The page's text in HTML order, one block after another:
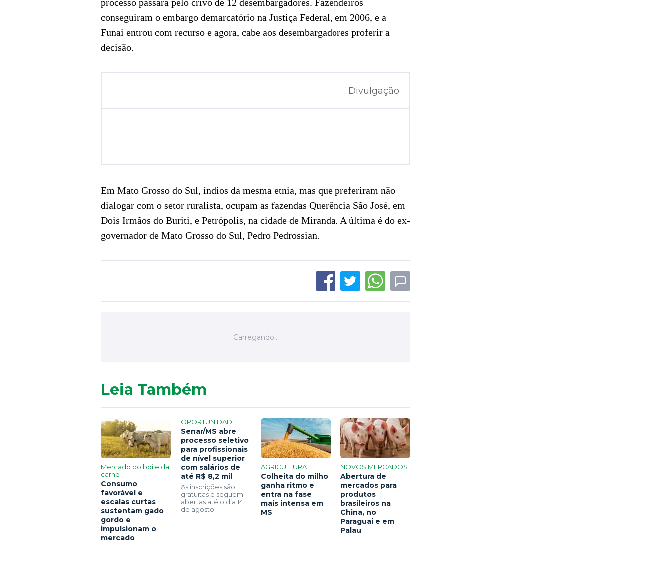
processo passará pelo crivo de 12 desembargadores. Fazendeiros
conseguiram o embargo demarcatório na Justiça Federal, em 2006, e a
Funai entrou com recurso e agora, cabe aos desembargadores proferir a
decisão.
Divulgação
Em Mato Grosso do Sul, índios da mesma etnia, mas que preferiram não
dialogar com o setor ruralista, ocupam as fazendas Querência São José, em
Dois Irmãos do Buriti, e Petrópolis, na cidade de Miranda. A última é do ex-
governador de Mato Grosso do Sul, Pedro Pedrossian.
Leia Também
Mercado do boi e da
carne
Consumo
favorável e
escalas curtas
sustentam gado
gordo e
impulsionam o
mercado
OPORTUNIDADE
Senar/MS abre
processo seletivo
para profissionais
de nível superior
com salários de
até R$ 8,2 mil
As inscrições são
gratuitas e seguem
abertas até o dia 14
de agosto
AGRICULTURA
Colheita do milho
ganha ritmo e
entra na fase
mais intensa em
MS
NOVOS MERCADOS
Abertura de
mercados para
produtos
brasileiros na
China, no
Paraguai e em
Palau